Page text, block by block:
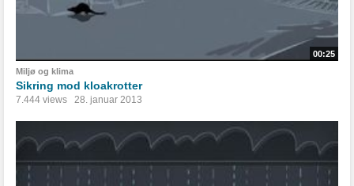
00:25
Miljø og klima
Sikring mod kloakrotter
7.444 views 28. januar 2013